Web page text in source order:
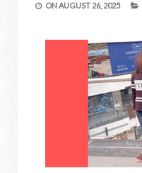
ONAUGUST 26, 2025